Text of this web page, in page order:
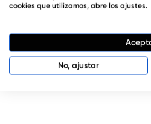
Seas nuevo en esto
totalmente
cookies que utilizamos, abre los ajustes.
No, ajustar